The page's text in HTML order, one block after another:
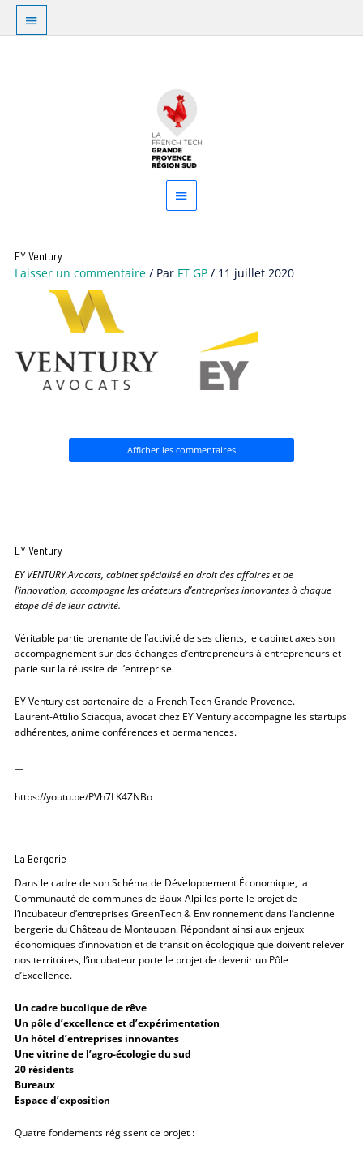
Aller
contenu
Au
dessus
principal
EY Ventury
Laisser un commentaire / Par FT GP/ 11 juillet 2020
Afficher les commentaires
EY Ventury
EY VENTURY Avocats, cabinet spécialisé en droit des affaires et de
l’innovation, accompagne les créateurs d’entreprises innovantes à chaque
étape clé de leur activité.
Véritable partie prenante de l’activité de ses clients, le cabinet axes son
accompagnement sur des échanges d’entrepreneurs à entrepreneurs et
parie sur la réussite de l’entreprise.
EY Ventury est partenaire de la French Tech Grande Provence.
Laurent-Attilio Sciacqua, avocat chez EY Ventury accompagne les startups
adhérentes, anime conférences et permanences.
https://youtu.be/PVh7LK4ZNBo
La Bergerie
Dans le cadre de son Schéma de Développement Économique, la
Communauté de communes de Baux-Alpilles porte le projet de
l’incubateur d’entreprises GreenTech & Environnement dans l’ancienne
bergerie du Château de Montauban. Répondant ainsi aux enjeux
économiques d’innovation et de transition écologique que doivent relever
nos territoires, l’incubateur porte le projet de devenir un Pôle
d’Excellence.
Un cadre bucolique de rêve
Un pôle d’excellence et d’expérimentation
Un hôtel d’entreprises innovantes
Une vitrine de l’agro-écologie du sud
20 résidents
Bureaux
Espace d’exposition
Quatre fondements régissent ce projet :
des
articles